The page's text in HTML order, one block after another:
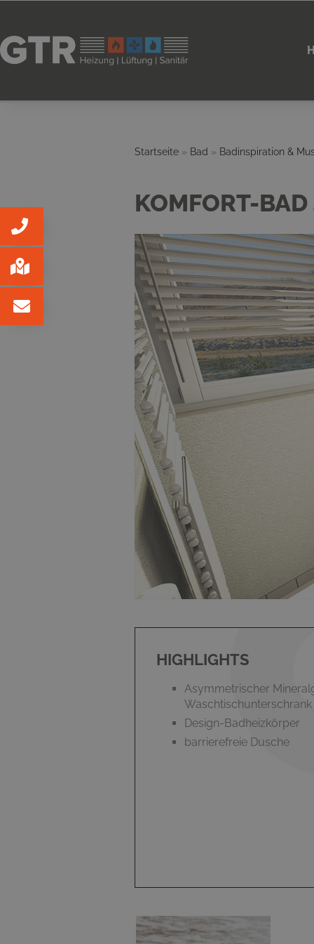
Startseite » Bad » Badinspiration &
KOMFORT-
HIGHLIGHTS
Asymmetrischer
Waschtischunterschrank
Design-Badheizkörper
barrierefreie Dusche